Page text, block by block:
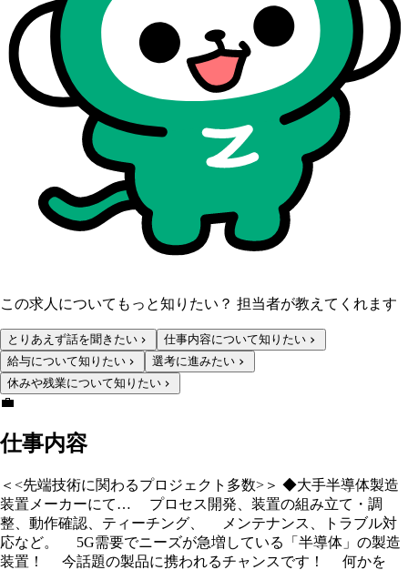
この求人についてもっと知りたい？ 担当者が教えてくれます
とりあえず話を聞きたい
仕事内容について知りたい
給与について知りたい
選考に進みたい
休みや残業について知りたい
💼
仕事内容
＜<先端技術に関わるプロジェクト多数>＞ ◆大手半導体製造
装置メーカーにて… プロセス開発、装置の組み立て・調
整、動作確認、ティーチング、 メンテナンス、トラブル対
応など。 5G需要でニーズが急増している「半導体」の製造
装置！ 今話題の製品に携われるチャンスです！ 何かを